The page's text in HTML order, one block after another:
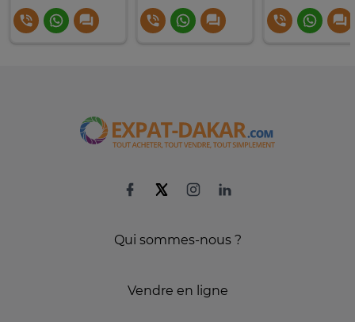
Qui sommes-nous ?
Vendre en ligne